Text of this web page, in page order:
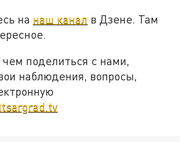
на наш канал в Дзене. Там
поделиться с нами,
наблюдения, вопросы,